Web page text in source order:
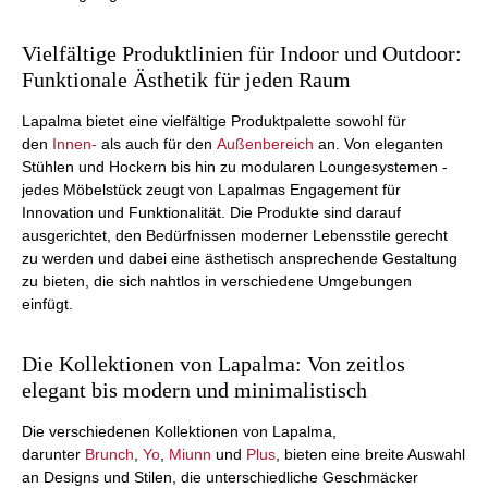
Vielfältige Produktlinien für Indoor und Outdoor:
Funktionale Ästhetik für jeden Raum
Lapalma bietet eine vielfältige Produktpalette sowohl für
den Innen- als auch für den Außenbereich an. Von eleganten
Stühlen und Hockern bis hin zu modularen Loungesystemen -
jedes Möbelstück zeugt von Lapalmas Engagement für
Innovation und Funktionalität. Die Produkte sind darauf
ausgerichtet, den Bedürfnissen moderner Lebensstile gerecht
zu werden und dabei eine ästhetisch ansprechende Gestaltung
zu bieten, die sich nahtlos in verschiedene Umgebungen
einfügt.
Die Kollektionen von Lapalma: Von zeitlos
elegant bis modern und minimalistisch
Die verschiedenen Kollektionen von Lapalma,
darunter Brunch Yo Miunn und Plus , bieten eine breite Auswahl
an Designs und Stilen, die unterschiedliche Geschmäcker